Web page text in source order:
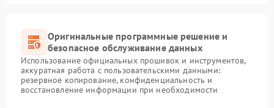
Оригинальные программные решение и
безопасное обслуживание данных
Использование официальных прошивок и инструментов,
аккуратная работа с пользовательскими данными:
резервное копирование, конфиденциальность и
восстановление информации при необходимости